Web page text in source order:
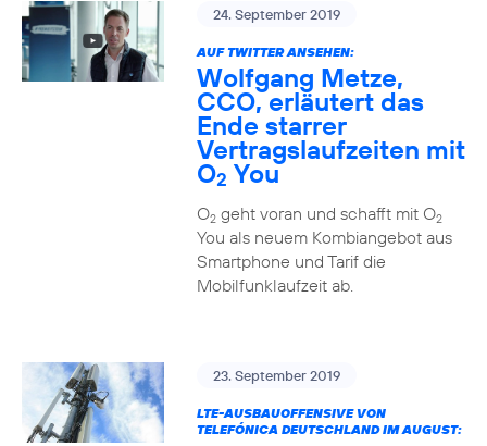
24. September 2019
AUF TWITTER ANSEHEN:
Wolfgang Metze,
CCO, erläutert das
Ende starrer
Vertragslaufzeiten mit
O2 You
O2geht voran und schafft mit O2
You als neuem Kombiangebot aus
Smartphone und Tarif die
Mobilfunklaufzeit ab.
23. September 2019
LTE-AUSBAUOFFENSIVE VON
TELEFÓNICA DEUTSCHLAND IM AUGUST: